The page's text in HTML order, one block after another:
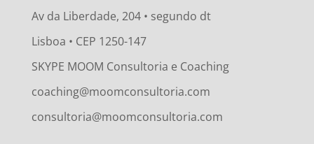
Av da Liberdade, 204 • segundo dt
Lisboa • CEP 1250-147
SKYPE MOOM Consultoria e Coaching
coaching@moomconsultoria.com
consultoria@moomconsultoria.com